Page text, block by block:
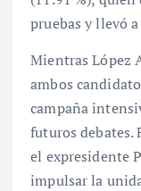
pruebas y llevó
Mientras López
ambos
campaña
futuros
el expresidente
impulsar la